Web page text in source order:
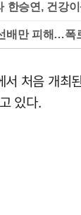
한승연, 건강
배만 피해…폭
처음 개최
있다.